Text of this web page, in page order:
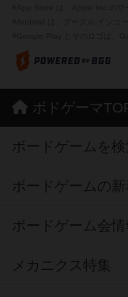
ボドゲーマ
ボードゲームを検
ボードゲームの
ボードゲーム会情
メカニクス特集